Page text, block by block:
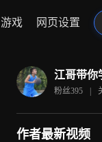
游戏 网页设置
江哥带你
粉丝395 |
作者最新视频